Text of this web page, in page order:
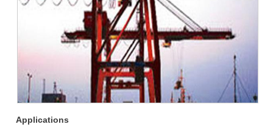
Applications